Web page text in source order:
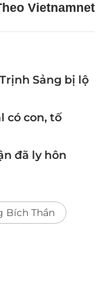
Vietnamnet
Sảng bị lộ
có con, tố
đã ly hôn
Bích Thần